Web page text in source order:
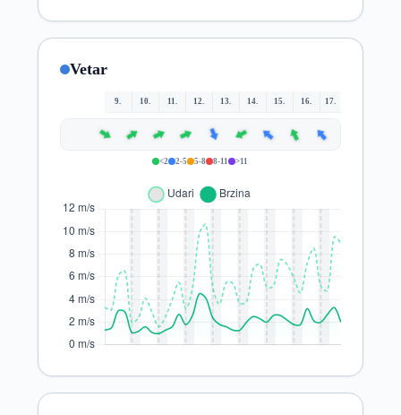
Vetar
9. 10. 11. 12. 13. 14. 15. 16. 17.